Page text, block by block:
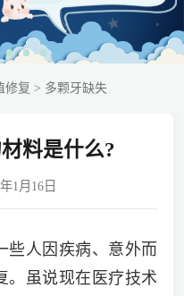
修复 > 多颗牙缺失
料是什么?
1月16日
些人因疾病、意外而
。虽说现在医疗技术